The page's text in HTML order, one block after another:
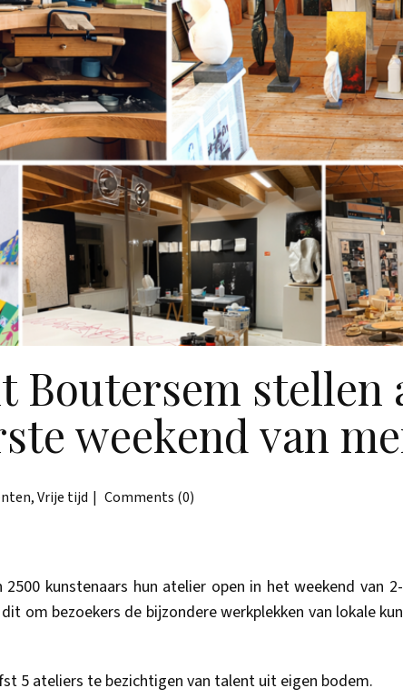
Boutersem stellen
weekend van
,Vrije tijd Comments (0)
kunstenaars hun atelier open in het weekend van
om bezoekers de bijzondere werkplekken van lokale
5 ateliers te bezichtigen van talent uit eigen bodem.